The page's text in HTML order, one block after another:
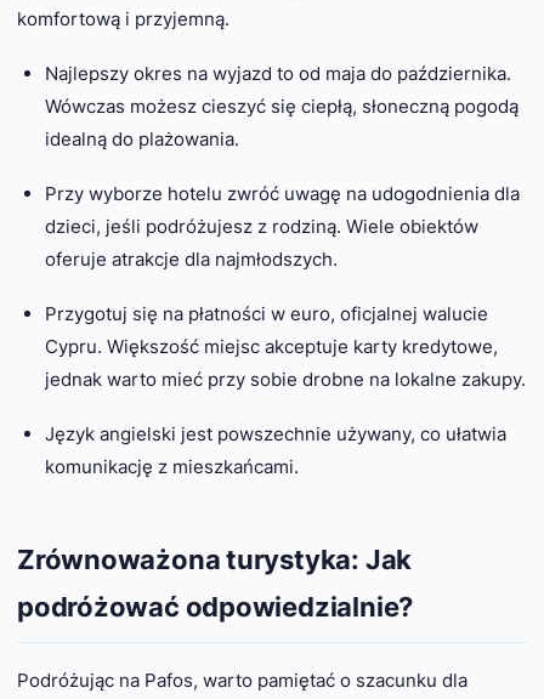
komfortową i przyjemną.
Najlepszy okres na wyjazd to od maja do października.
Wówczas możesz cieszyć się ciepłą, słoneczną pogodą
idealną do plażowania.
Przy wyborze hotelu zwróć uwagę na udogodnienia dla
dzieci, jeśli podróżujesz z rodziną. Wiele obiektów
oferuje atrakcje dla najmłodszych.
Przygotuj się na płatności w euro, oficjalnej walucie
Cypru. Większość miejsc akceptuje karty kredytowe,
jednak warto mieć przy sobie drobne na lokalne zakupy.
Język angielski jest powszechnie używany, co ułatwia
komunikację z mieszkańcami.
Zrównoważona turystyka: Jak
podróżować odpowiedzialnie?
Podróżując na Pafos, warto pamiętać o szacunku dla